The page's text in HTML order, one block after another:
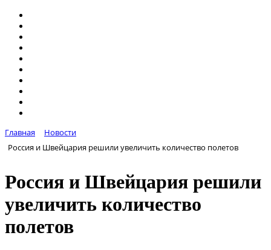
Главная
Новости
Россия и Швейцария решили увеличить количество полетов
Россия и Швейцария решили
увеличить количество
полетов